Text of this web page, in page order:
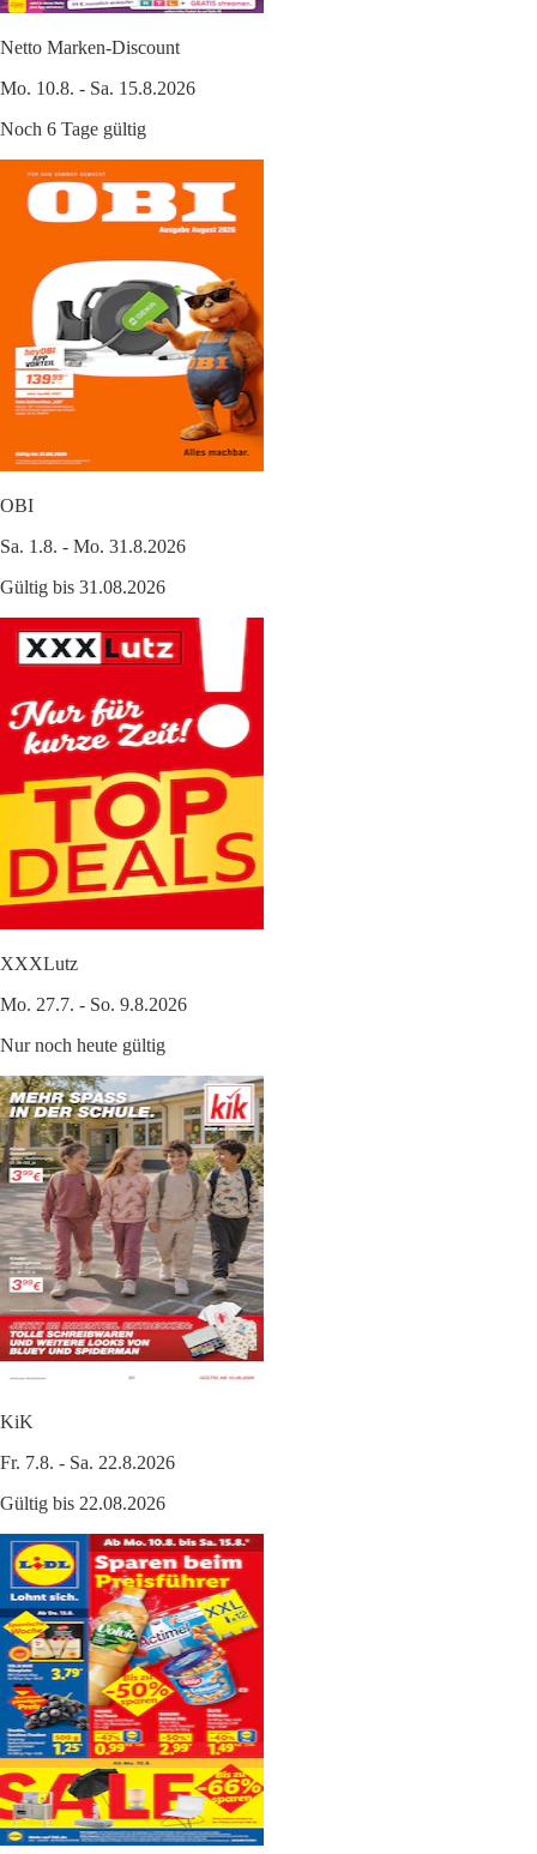
Netto Marken-Discount
Mo. 10.8. - Sa. 15.8.2026
Noch 6 Tage gültig
OBI
Sa. 1.8. - Mo. 31.8.2026
Gültig bis 31.08.2026
XXXLutz
Mo. 27.7. - So. 9.8.2026
Nur noch heute gültig
KiK
Fr. 7.8. - Sa. 22.8.2026
Gültig bis 22.08.2026